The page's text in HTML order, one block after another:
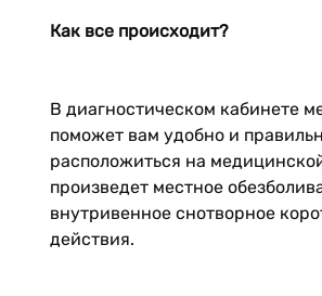
Как все происходит?
В диагностическом кабинете
поможет вам удобно и
расположиться на
произведет местное
внутривенное снотворное
действия.